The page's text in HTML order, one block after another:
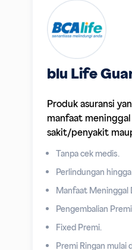
blu Life
Produk asuransi
manfaat
sakit/penyakit
Tanpa cek medis.
Perlindungan
Manfaat Meninggal
Pengembalian
Fixed Premi.
Premi Ringan mulai